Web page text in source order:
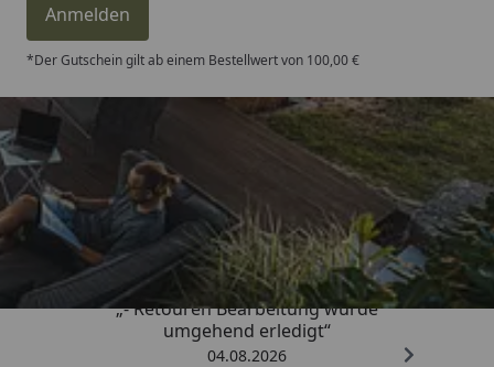
Anmelden
*Der Gutschein gilt ab einem Bestellwert von 100,00 €
Trusted Shops
4,81/ 5
„- Retouren Bearbeitung wurde
umgehend erledigt“
04.08.2026